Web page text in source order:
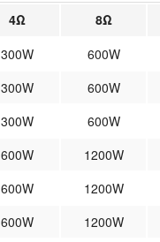
4Ω 8Ω
300W 600W
300W 600W
300W 600W
600W 1200W
600W 1200W
600W 1200W